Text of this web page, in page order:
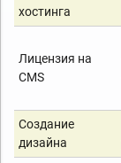
хостинга
Лицензия на
CMS
Создание
дизайна